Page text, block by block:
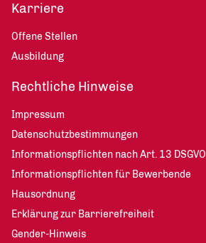
Karriere
Offene Stellen
Ausbildung
Rechtliche Hinweise
Impressum
Datenschutzbestimmungen
Informationspflichten nach Art. 13 DSGVO
Informationspflichten für Bewerbende
Hausordnung
Erklärung zur Barrierefreiheit
Gender-Hinweis